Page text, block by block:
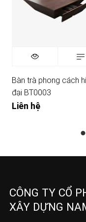
Bàn trà phong cách
đại BT0003
Liên hệ
CÔNG TY CỔ
XÂY DỰNG